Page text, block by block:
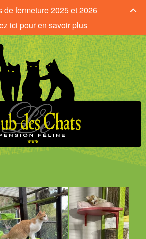
de fermeture 2025 et 2026
ici pour en savoir plus